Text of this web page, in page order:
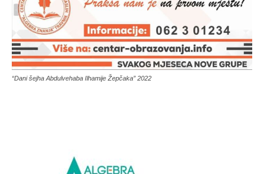
“Dani šejha Abdulvehaba Ilhamije Žepčaka” 2022